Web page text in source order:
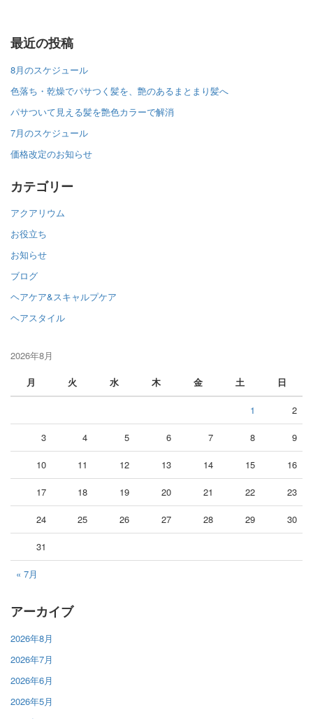
最近の投稿
8月のスケジュール
色落ち・乾燥でパサつく髪を、艶のあるまとまり髪へ
パサついて見える髪を艶色カラーで解消
7月のスケジュール
価格改定のお知らせ
カテゴリー
アクアリウム
お役立ち
お知らせ
ブログ
ヘアケア&スキャルプケア
ヘアスタイル
2026年8月
月
火 水 木 金 土 日
« 7月
1 2
3 4 5 6 7 8 9
10 11 12 13 14 15 16
17 18 19 20 21 22 23
24 25 26 27 28 29 30
31
アーカイブ
2026年8月
2026年7月
2026年6月
2026年5月